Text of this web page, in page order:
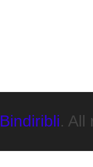
Bindiribli. All